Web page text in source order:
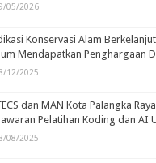
05/2026
Konservasi Alam
Mendapatkan Penghargaan
12/2025
dan MAN Kota Palangka
Pelatihan Koding dan AI
08/2025